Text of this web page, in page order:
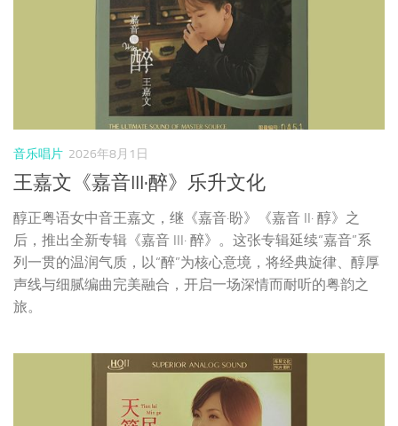
王嘉文《嘉音III·醉》乐升文化
醇正粤语女中音王嘉文，继《嘉音·盼》《嘉音 II· 醇》之
后，推出全新专辑《嘉音 III· 醉》。这张专辑延续“嘉音”系
列一贯的温润气质，以“醉”为核心意境，将经典旋律、醇厚
声线与细腻编曲完美融合，开启一场深情而耐听的粤韵之
龚玥《天籁民歌》乐升文化